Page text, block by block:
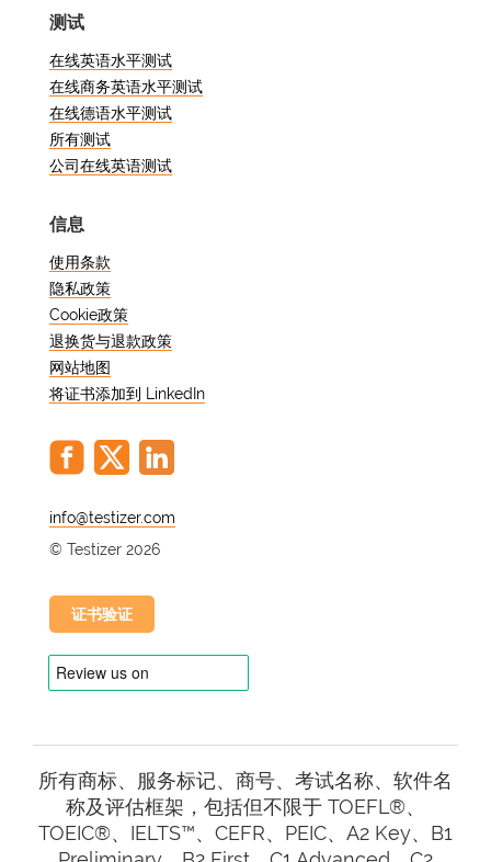
什么是法语水平测试？
法语水平测试是一项评估，旨在测试您的
语言技能并确定您的法语水平。它遵循
《欧洲语言共同参考框架》（CEFR），
B1、B2、C1 和 C2。C1 级被认为是高级
水平，表明您的法语非常流利，可以在各
种情况下自如地进行交流。
为什么要参加在线法语水
平测试？
先，它能让您准确评估自己当前的法语水
平。这些知识对于制定切实可行的目标和
法语水平测试还能对您的语言技能进行标
准化评估，并得到全球教育机构和雇主的
C1 级如何测试您的法语技
能？
C1 级测试考察您在听、读、写、说等各
种语言技能方面的熟练程度。它评估您理
解复杂文章、参与讨论、表达观点以及撰
写连贯、有条理的文章的能力。该测试旨
在挑战您的能力，评估您在各种语境中进
测试
在线英语水平测试
在线商务英语水平测试
在线德语水平测试
所有测试
公司在线英语测试
信息
使用条款
隐私政策
Cookie政策
退换货与退款政策
网站地图
将证书添加到 LinkedIn
@
© Testizer 2026
证书验证
所有商标、服务标记、商号、考试名称、软件名
称及评估框架，包括但不限于 TOEFL®、
TOEIC®、IELTS™、CEFR、PEIC、A2 Key、B1